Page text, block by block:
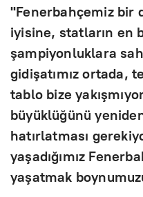
"Fenerbahçemiz bir
iyisine, statların en
şampiyonluklara
gidişatımız ortada,
tablo bize
büyüklüğünü
hatırlatması
yaşadığımız
yaşatmak